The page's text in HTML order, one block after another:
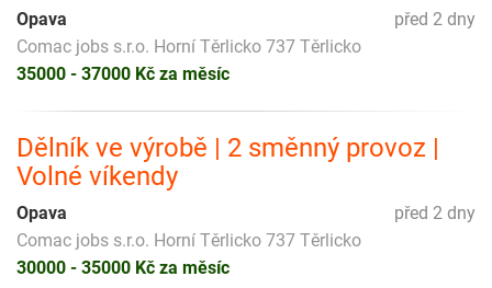
před 2 dny
Opava
Comac jobs s.r.o. Horní Těrlicko 737 Těrlicko
35000 - 37000 Kč za měsíc
Dělník ve výrobě | 2 směnný provoz |
Volné víkendy
před 2 dny
Opava
Comac jobs s.r.o. Horní Těrlicko 737 Těrlicko
30000 - 35000 Kč za měsíc